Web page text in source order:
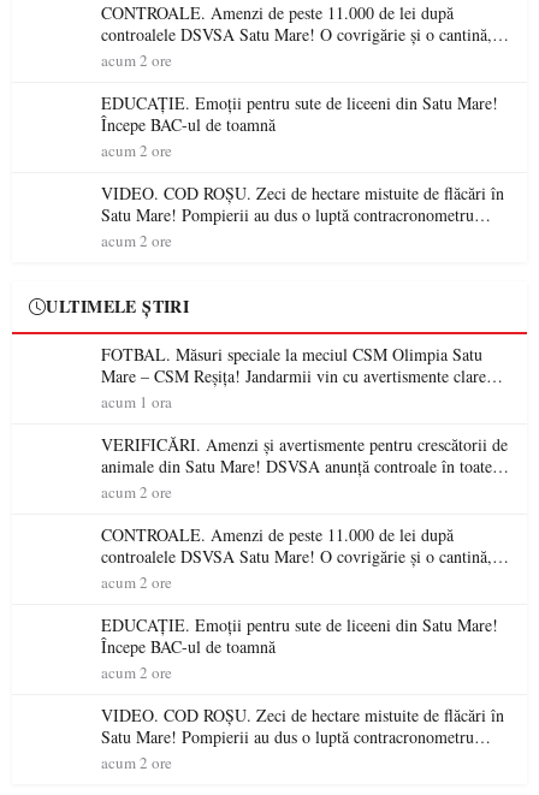
CONTROALE. Amenzi de peste 11.000 de lei după
controalele DSVSA Satu Mare! O covrigărie și o cantină,
sancționate pentru nereguli
acum 2 ore
EDUCAȚIE. Emoții pentru sute de liceeni din Satu Mare!
Începe BAC-ul de toamnă
acum 2 ore
VIDEO. COD ROȘU. Zeci de hectare mistuite de flăcări în
Satu Mare! Pompierii au dus o luptă contracronometru
pentru a salva o pădure de la dezastru
acum 2 ore
ULTIMELE ȘTIRI
FOTBAL. Măsuri speciale la meciul CSM Olimpia Satu
Mare – CSM Reșița! Jandarmii vin cu avertismente clare
pentru suporteri
acum 1 ora
VERIFICĂRI. Amenzi și avertismente pentru crescătorii de
animale din Satu Mare! DSVSA anunță controale în toate
gospodăriile și face apel la respectarea legii
acum 2 ore
CONTROALE. Amenzi de peste 11.000 de lei după
controalele DSVSA Satu Mare! O covrigărie și o cantină,
sancționate pentru nereguli
acum 2 ore
EDUCAȚIE. Emoții pentru sute de liceeni din Satu Mare!
Începe BAC-ul de toamnă
acum 2 ore
VIDEO. COD ROȘU. Zeci de hectare mistuite de flăcări în
Satu Mare! Pompierii au dus o luptă contracronometru
pentru a salva o pădure de la dezastru
acum 2 ore